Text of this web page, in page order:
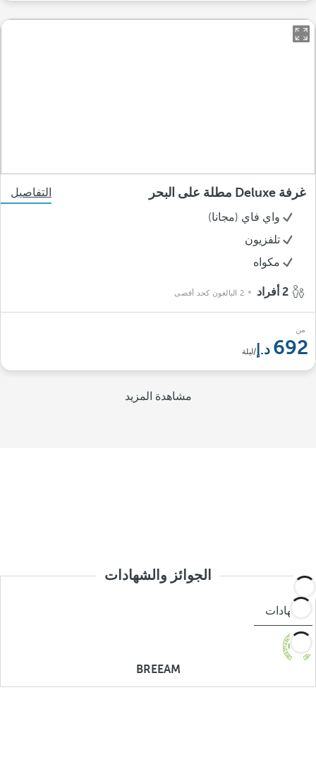
غرفة Deluxe مطلة على البحر
التفاصيل
واي فاي (مجانا)
تلفزيون
مكواه
2 البالغون كحد أقصى
من
692 /ليلة
مشاهدة المزيد
الجوائز والشهادات
شهادات
BREEAM